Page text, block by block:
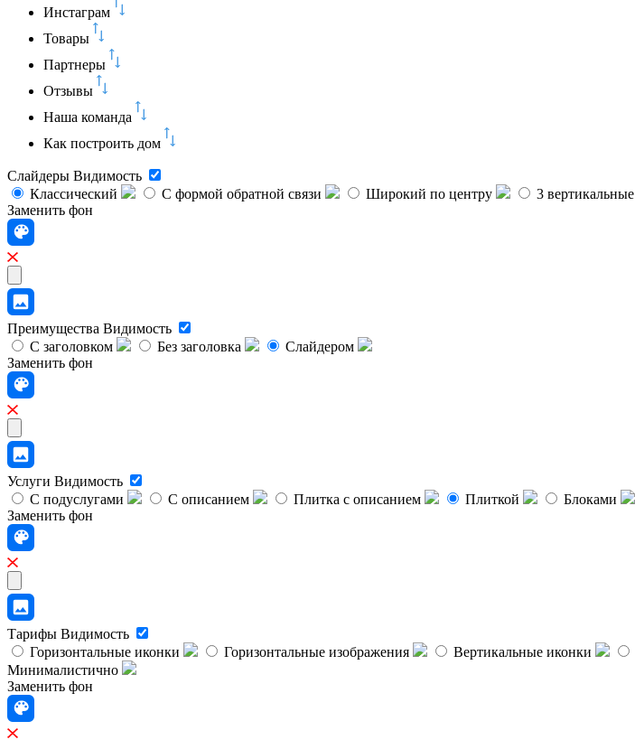
Инстаграм
Товары
Партнеры
Отзывы
Наша команда
Как построить дом
Слайдеры Видимость
Классический
C формой обратной связи Широкий по центру 3 вертикальные
Заменить фон
Преимущества Видимость
С заголовком
Без заголовка
Слайдером
Заменить фон
Услуги Видимость
С подуслугами
С описанием Плитка с описанием Плиткой Блоками
Заменить фон
Тарифы Видимость
Горизонтальные иконки
Горизонтальные изображения Вертикальные иконки
Минималистично
Заменить фон